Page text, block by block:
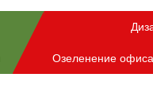
Озеленение офиса